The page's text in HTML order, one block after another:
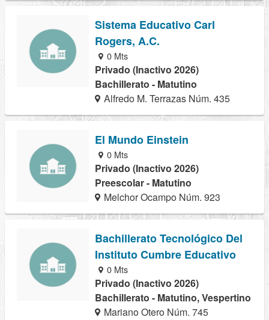
Sistema Educativo Carl
Rogers, A.C.
0 Mts
Privado (Inactivo 2026)
Bachillerato - Matutino
Alfredo M. Terrazas Núm. 435
El Mundo Einstein
0 Mts
Privado (Inactivo 2026)
Preescolar - Matutino
Melchor Ocampo Núm. 923
Bachillerato Tecnológico Del
Instituto Cumbre Educativo
0 Mts
Privado (Inactivo 2026)
Bachillerato - Matutino, Vespertino
Mariano Otero Núm. 745